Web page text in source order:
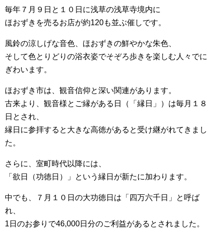
毎年７月９日と１０日に浅草の浅草寺境内に
ほおずきを売るお店が約120も並ぶ催しです。
風鈴の涼しげな音色、ほおずきの鮮やかな朱色、
そして色とりどりの浴衣姿でそぞろ歩きを楽しむ人々でに
ぎわいます。
ほおずき市は、観音信仰と深い関連があります。
古来より、観音様とご縁がある日（「縁日」）は毎月１８
日とされ、
縁日に参拝すると大きな高徳があると受け継がれてきまし
た。
さらに、室町時代以降には、
「欲日（功徳日）」という縁日が新たに加わります。
中でも、７月１０日の大功徳日は「四万六千日」と呼ば
れ、
1日のお参りで46,000日分のご利益があるとされました。